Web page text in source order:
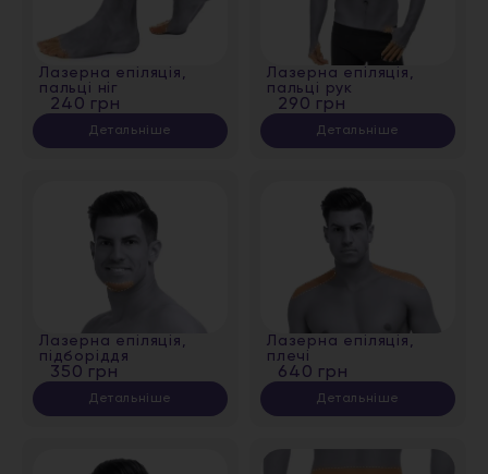
Лазерна епіляція,
пальці ніг
240 грн
Детальніше
Лазерна епіляція,
пальці рук
290 грн
Детальніше
Лазерна епіляція,
підборіддя
350 грн
Детальніше
Лазерна епіляція,
плечі
640 грн
Детальніше